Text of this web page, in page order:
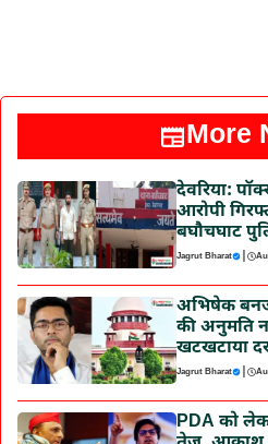
More
देवरिया:
आरोपी
बघौचघाट
Jagrut Bharat |
अभिषेक
की अनुमति न
खटखटाया
Jagrut Bharat |
PDA को